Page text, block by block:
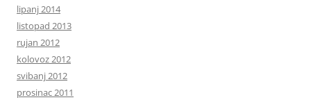
lipanj 2014
listopad 2013
rujan 2012
kolovoz 2012
svibanj 2012
prosinac 2011